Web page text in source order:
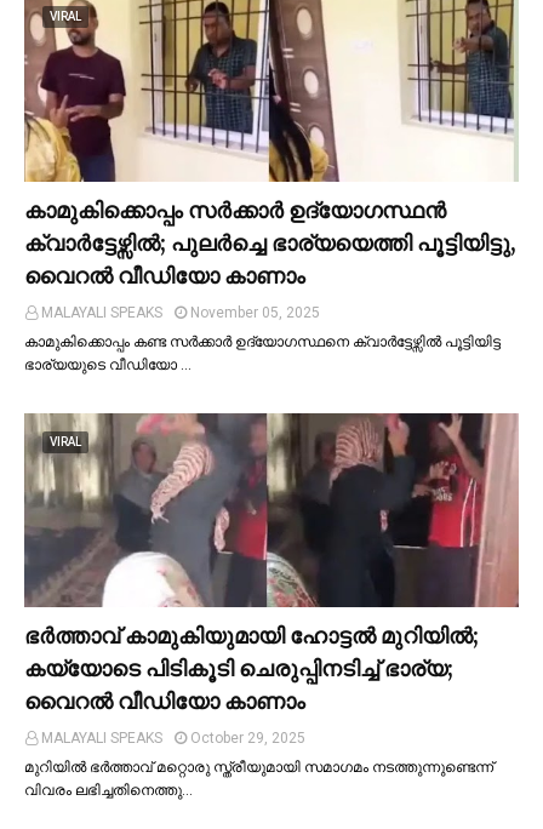
VIRAL
കാമുകിക്കൊപ്പം സര്‍ക്കാര്‍ ഉദ്യോഗസ്ഥൻ
ക്വാര്‍ട്ടേഴ്സില്‍; പുലര്‍ച്ചെ ഭാര്യയെത്തി പൂട്ടിയിട്ടു,
വൈറല്‍ വീഡിയോ കാണാം
MALAYALI SPEAKS
November 05, 2025
കാമുകിക്കൊപ്പം കണ്ട സർക്കാർ ഉദ്യോഗസ്ഥനെ ക്വാർട്ടേഴ്സില്‍ പൂട്ടിയിട്ട
ഭാര്യയുടെ വീഡിയോ …
VIRAL
ഭര്‍ത്താവ് കാമുകിയുമായി ഹോട്ടല്‍ മുറിയില്‍;
കയ്യോടെ പിടികൂടി ചെരുപ്പിനടിച്ച്‌ ഭാര്യ;
വൈറൽ വീഡിയോ കാണാം
MALAYALI SPEAKS
October 29, 2025
മുറിയില്‍ ഭർത്താവ് മറ്റൊരു സ്ത്രീയുമായി സമാഗമം നടത്തുന്നുണ്ടെന്ന്
വിവരം ലഭിച്ചതിനെത്തു…